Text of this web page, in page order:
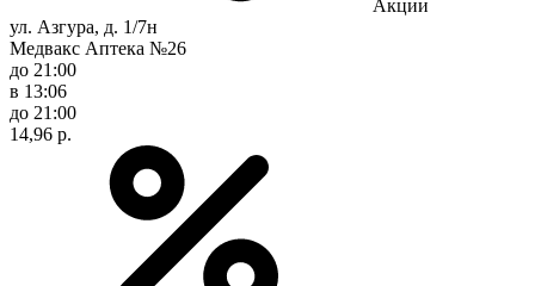
Акции
ул. Азгура, д. 1/7н
Медвакс Аптека №26
до 21:00
в 13:06
до 21:00
14,96 р.